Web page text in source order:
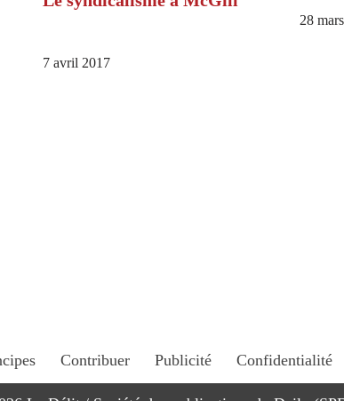
7 avril 2017
28
Contribuer Publicité Confidentialité